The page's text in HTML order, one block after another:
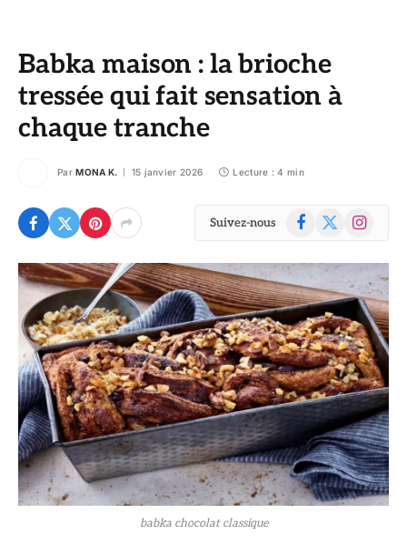
Babka maison : la brioche
tressée qui fait sensation à
chaque tranche
Par MONA K. 15 janvier 2026 Lecture : 4 min
Suivez-nous Facebook
X
Instagram
babka chocolat classique